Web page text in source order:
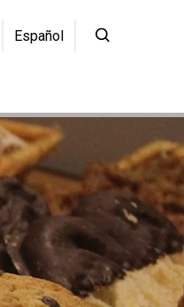
Español